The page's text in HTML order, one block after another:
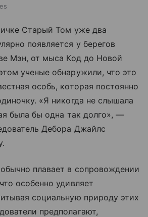
Старый Том уже два
появляется у берегов
Мэн, от мыса Код до Новой
ученые обнаружили, что это
особь, которая постоянно
«Я никогда не слышала
была бы одна так долго», —
Дебора Джайлс
плавает в сопровождении
особенно удивляет
социальную природу этих
предполагают,